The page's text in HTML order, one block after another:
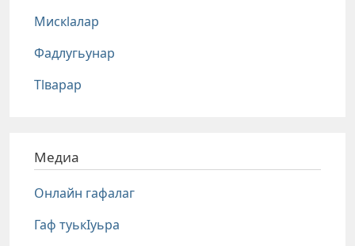
Мискlалар
Фадлугьунар
Тlварар
Медиа
Онлайн гафалаг
Гаф туькIуьра